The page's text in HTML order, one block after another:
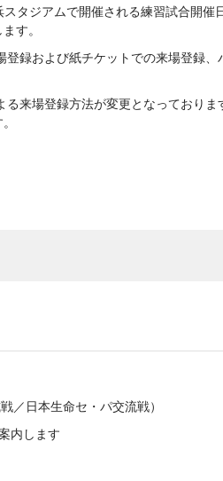
タジアムで開催される練習試合開催
す。
録および紙チケットでの来場登録、
来場登録方法が変更となっておりま
／日本生命セ・パ交流戦）
内します